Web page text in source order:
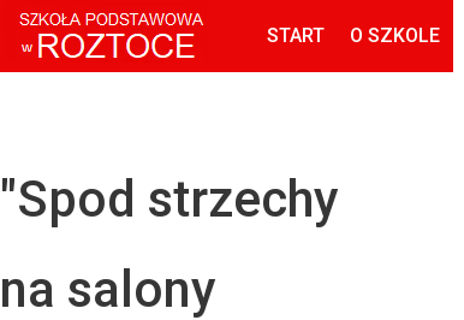
START O SZKOLE
"Spod strzechy
na salony